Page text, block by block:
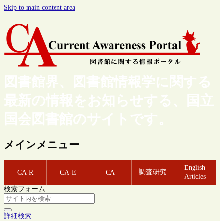
Skip to main content area
図書館界、図書館情報学に関する
最新の情報をお知らせする、国立
国会図書館のサイトです。
メインメニュー
CA-R CA-E CA 調査研究
English
Articles
検索フォーム
詳細検索